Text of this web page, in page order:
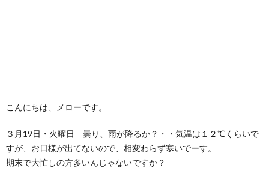
こんにちは、メローです。
３月19日・火曜日 曇り、雨が降るか？・・気温は１２℃くらいで
すが、お日様が出てないので、相変わらず寒いでーす。
期末で大忙しの方多いんじゃないですか？